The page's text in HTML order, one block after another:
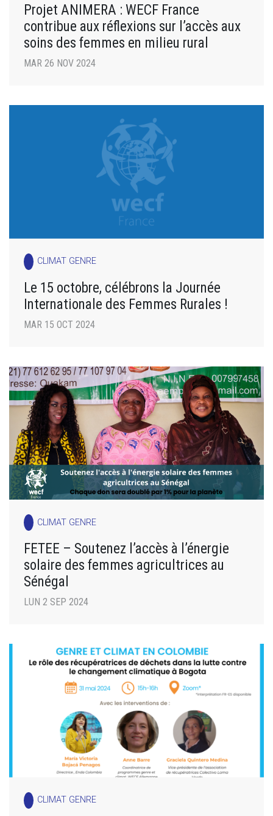
Projet ANIMERA : WECF France
contribue aux réflexions sur l’accès aux
soins des femmes en milieu rural
MAR 26 NOV 2024
CLIMAT GENRE
Le 15 octobre, célébrons la Journée
Internationale des Femmes Rurales !
MAR 15 OCT 2024
CLIMAT GENRE
FETEE – Soutenez l’accès à l’énergie
solaire des femmes agricultrices au
Sénégal
LUN 2 SEP 2024
CLIMAT GENRE